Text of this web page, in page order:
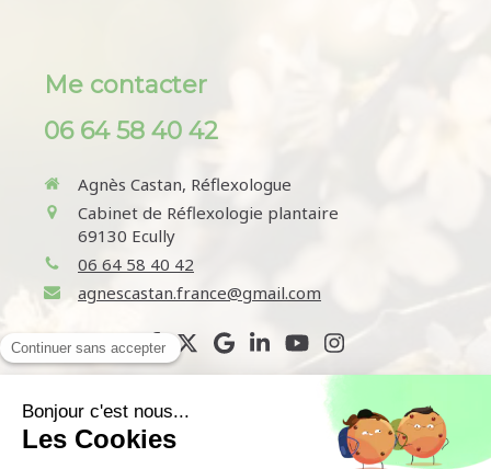
Me contacter
06 64 58 40 42
Agnès Castan, Réflexologue
Cabinet de Réflexologie plantaire
69130 Ecully
06 64 58 40 42
agnescastan.france@gmail.com